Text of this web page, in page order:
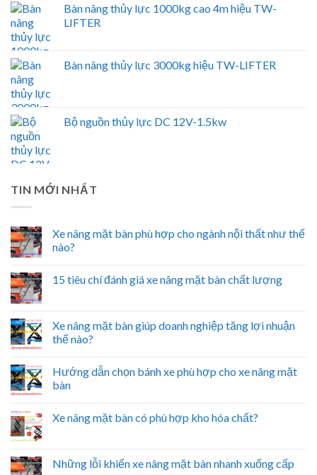
Bàn nâng thủy lực 1000kg cao 4m hiệu TW-
LIFTER
Bàn nâng thủy lực 3000kg hiệu TW-LIFTER
Bộ nguồn thủy lực DC 12V-1.5kw
TIN MỚI NHẤT
Xe nâng mặt bàn phù hợp cho ngành nội thất như thế
nào?
15 tiêu chí đánh giá xe nâng mặt bàn chất lượng
Xe nâng mặt bàn giúp doanh nghiệp tăng lợi nhuận
thế nào?
Hướng dẫn chọn bánh xe phù hợp cho xe nâng mặt
bàn
Xe nâng mặt bàn có phù hợp kho hóa chất?
Những lỗi khiến xe nâng mặt bàn nhanh xuống cấp